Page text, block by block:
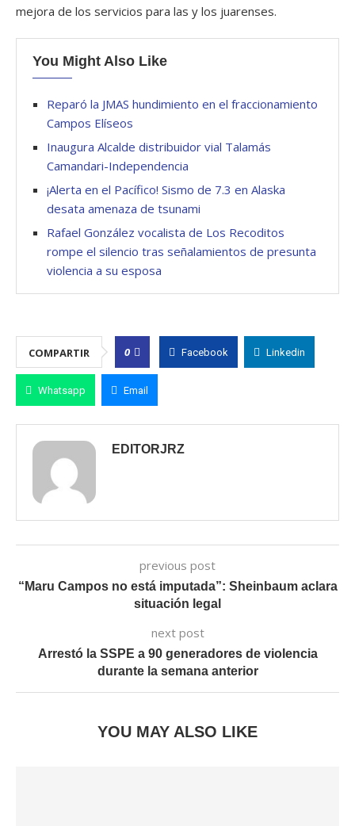
mejora de los servicios para las y los juarenses.
You Might Also Like
Reparó la JMAS hundimiento en el fraccionamiento
Campos Elíseos
Inaugura Alcalde distribuidor vial Talamás
Camandari-Independencia
¡Alerta en el Pacífico! Sismo de 7.3 en Alaska
desata amenaza de tsunami
Rafael González vocalista de Los Recoditos
rompe el silencio tras señalamientos de presunta
violencia a su esposa
COMPARTIR 0 Facebook Linkedin
Whatsapp Email
EDITORJRZ
previous post
“Maru Campos no está imputada”: Sheinbaum aclara
situación legal
next post
Arrestó la SSPE a 90 generadores de violencia
durante la semana anterior
YOU MAY ALSO LIKE